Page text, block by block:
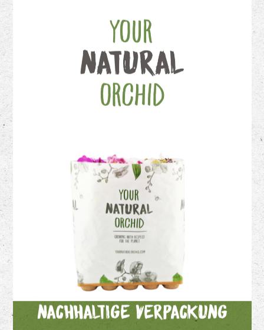
Nachhaltige Verpackung